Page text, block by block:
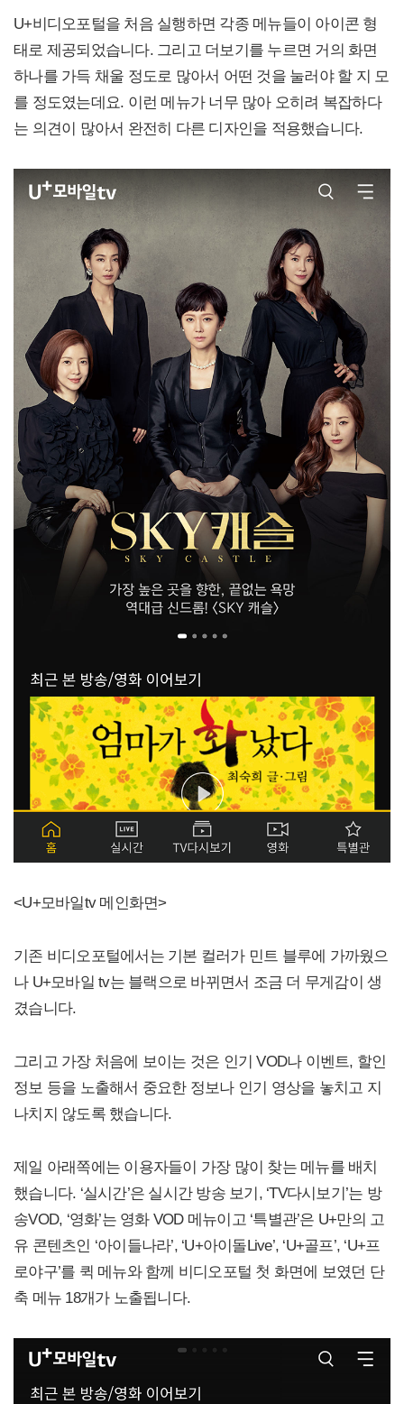
U+비디오포털을 처음 실행하면 각종 메뉴들이 아이콘 형
태로 제공되었습니다. 그리고 더보기를 누르면 거의 화면
하나를 가득 채울 정도로 많아서 어떤 것을 눌러야 할 지 모
를 정도였는데요. 이런 메뉴가 너무 많아 오히려 복잡하다
는 의견이 많아서 완전히 다른 디자인을 적용했습니다.
<U+모바일tv 메인화면>
기존 비디오포털에서는 기본 컬러가 민트 블루에 가까웠으
나 U+모바일 tv는 블랙으로 바뀌면서 조금 더 무게감이 생
겼습니다.
그리고 가장 처음에 보이는 것은 인기 VOD나 이벤트, 할인
정보 등을 노출해서 중요한 정보나 인기 영상을 놓치고 지
나치지 않도록 했습니다.
제일 아래쪽에는 이용자들이 가장 많이 찾는 메뉴를 배치
했습니다. ‘실시간’은 실시간 방송 보기, ‘TV다시보기’는 방
송VOD, ‘영화’는 영화 VOD 메뉴이고 ‘특별관’은 U+만의 고
유 콘텐츠인 ‘아이들나라’, ‘U+아이돌Live’, ‘U+골프’, ‘U+프
로야구’를 퀵 메뉴와 함께 비디오포털 첫 화면에 보였던 단
축 메뉴 18개가 노출됩니다.